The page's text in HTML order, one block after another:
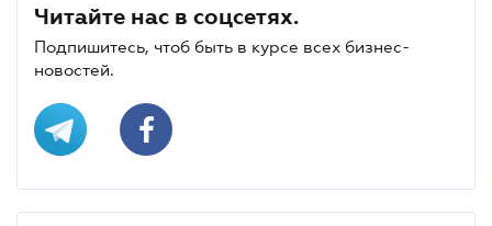
Читайте нас в соцсетях.
Подпишитесь, чтоб быть в курсе всех бизнес-
новостей.